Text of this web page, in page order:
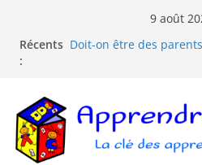
9 août
Récents
:
Doit-on être des
La pédagogie
Comprendre la courbe